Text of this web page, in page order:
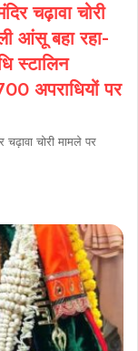
चढ़ावा चोरी
आंसू बहा रहा-
स्टालिन
अपराधियों पर
चोरी मामले पर